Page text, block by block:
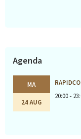
Agenda
MA
24 AUG
20:00 -